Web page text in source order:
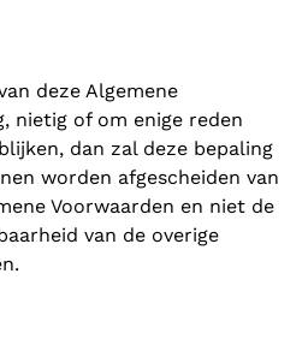
deze Algemene
nietig of om enige reden
dan zal deze bepaling
worden afgescheiden van
Voorwaarden en niet de
van de overige